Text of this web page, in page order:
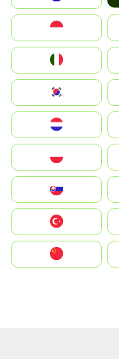
South Korea
United States
中國香港特別行政區